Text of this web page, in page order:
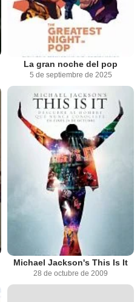
La gran noche del pop
5 de septiembre de 2025
Michael Jackson's This Is It
28 de octubre de 2009